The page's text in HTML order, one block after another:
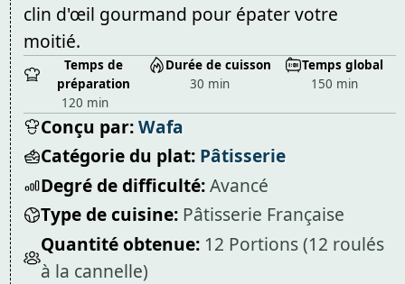
clin d'œil gourmand pour épater votre
moitié.
Temps de
préparation
120 min
Durée de cuisson
30 min
Temps global
150 min
Conçu par:Wafa
Catégorie du plat: Pâtisserie
Degré de difficulté:Avancé
Type de cuisine: Pâtisserie Française
Quantité obtenue: 12 Portions (12 roulés
à la cannelle)